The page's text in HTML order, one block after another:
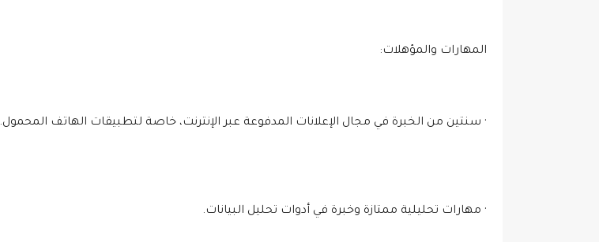
المهارات والمؤهلات:
· سنتين من الخبرة في مجال الإعلانات المدفوعة عبر الإنترنت، خاصة لتطبيقات الهاتف المحمول.
· مهارات تحليلية ممتازة وخبرة في أدوات تحليل البيانات.